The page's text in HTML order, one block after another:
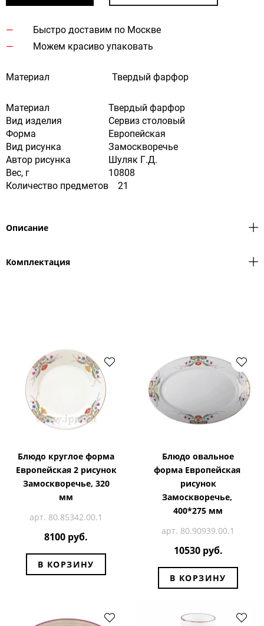
Быстро доставим по Москве
Можем красиво упаковать
Материал Твердый фарфор
Материал
Твердый фарфор
Вид изделия
Сервиз столовый
Форма
Европейская
Вид рисунка
Замоскворечье
Автор рисунка
Шуляк Г.Д.
Вес, г
10808
Количество предметов 21
Описание
Комплектация
Блюдо круглое форма
Европейская 2 рисунок
Замоскворечье, 320
мм
арт. 80.85342.00.1
8100 руб.
В КОРЗИНУ
Блюдо овальное
форма Европейская
рисунок
Замоскворечье,
400*275 мм
арт. 80.90939.00.1
10530 руб.
В КОРЗИНУ